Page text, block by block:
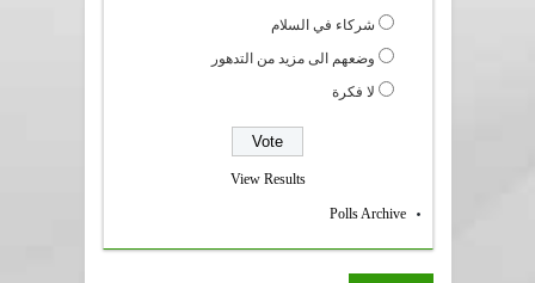
شركاء في السلام
وضعهم الى مزيد من التدهور
لا فكرة
View Results
Polls Archive